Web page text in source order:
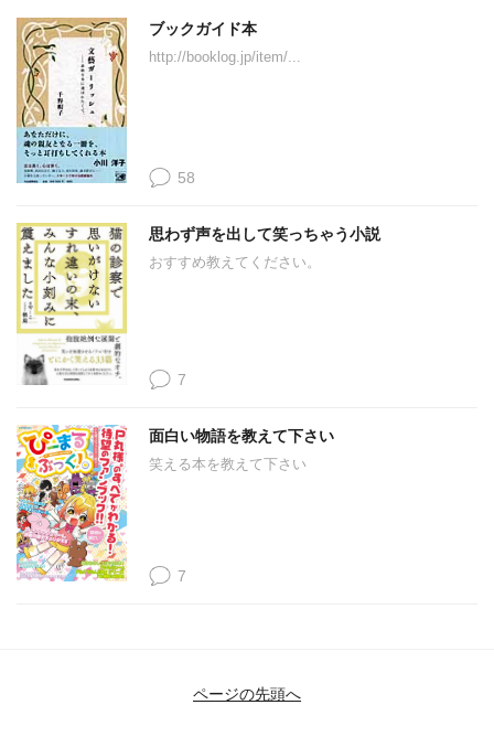
ブックガイド本
http://booklog.jp/item/...
58
思わず声を出して笑っちゃう小説
おすすめ教えてください。
7
面白い物語を教えて下さい
笑える本を教えて下さい
7
ページの先頭へ